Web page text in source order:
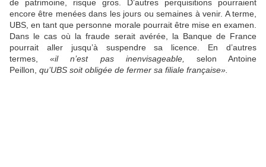
de patrimoine, risque gros. D’autres perquisitions pourraient
encore être menées dans les jours ou semaines à venir. A terme,
UBS, en tant que personne morale pourrait être mise en examen.
Dans le cas où la fraude serait avérée, la Banque de France
pourrait aller jusqu’à suspendre sa licence. En d’autres
termes,«il n’est pas inenvisageable, selon Antoine
Peillon, qu’UBS soit obligée de fermer sa filiale française».